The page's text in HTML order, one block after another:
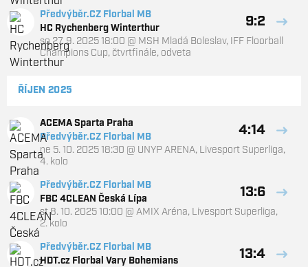
Předvýběr.CZ Florbal MB
HC Rychenberg Winterthur
9:2
so 27. 9. 2025 18:00 @ MSH Mladá Boleslav, IFF Floorball
Champions Cup, čtvrtfinále, odveta
ŘÍJEN 2025
ACEMA Sparta Praha
Předvýběr.CZ Florbal MB
4:14
ne 5. 10. 2025 18:30 @ UNYP ARENA, Livesport Superliga,
4. kolo
Předvýběr.CZ Florbal MB
FBC 4CLEAN Česká Lípa
13:6
st 8. 10. 2025 10:00 @ AMIX Aréna, Livesport Superliga,
2. kolo
Předvýběr.CZ Florbal MB
HDT.cz Florbal Vary Bohemians
13:4